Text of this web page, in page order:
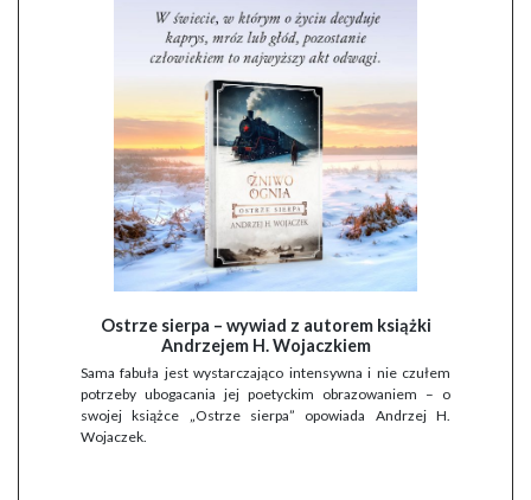
Ostrze sierpa – wywiad z autorem książki
Andrzejem H. Wojaczkiem
Sama fabuła jest wystarczająco intensywna i nie czułem
potrzeby ubogacania jej poetyckim obrazowaniem – o
swojej książce „Ostrze sierpa” opowiada Andrzej H.
Wojaczek.